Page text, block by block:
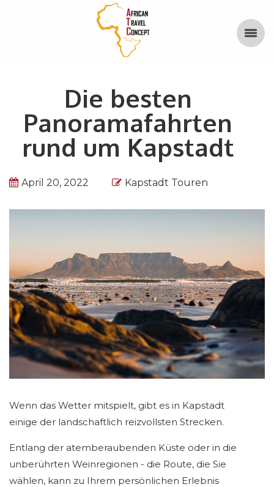
Die besten
Panoramafahrten
rund um Kapstadt
April 20, 2022 Kapstadt Touren
Wenn das Wetter mitspielt, gibt es in Kapstadt
einige der landschaftlich reizvollsten Strecken.
Entlang der atemberaubenden Küste oder in die
unberührten Weinregionen - die Route, die Sie
wählen, kann zu Ihrem persönlichen Erlebnis